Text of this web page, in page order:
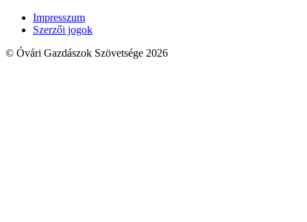
Impresszum
Szerzői jogok
© Óvári Gazdászok Szövetsége 2026